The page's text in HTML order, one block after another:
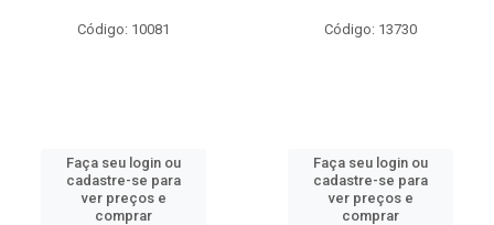
Código: 10081
Faça seu login ou
cadastre-se para
ver preços e
comprar
Código: 13730
Faça seu login ou
cadastre-se para
ver preços e
comprar